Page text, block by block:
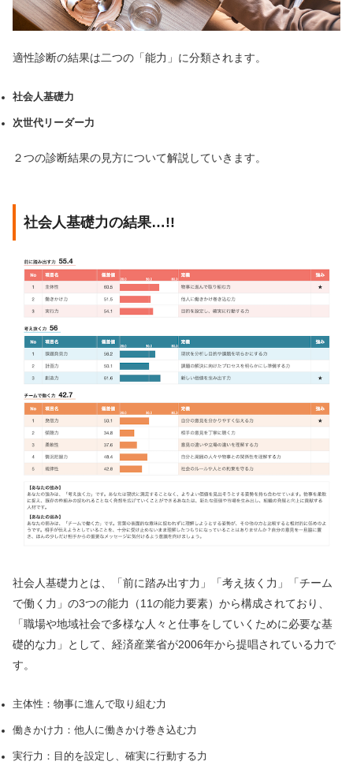
適性診断の結果は二つの「能力」に分類されます。
社会人基礎力
次世代リーダー力
２つの診断結果の見方について解説していきます。
社会人基礎力の結果…!!
社会⼈基礎力とは、「前に踏み出す力」「考え抜く力」「チーム
で働く力」の3つの能力（11の能力要素）から構成されており、
「職場や地域社会で多様な⼈々と仕事をしていくために必要な基
礎的な力」として、経済産業省が2006年から提唱されている力で
す。
主体性：物事に進んで取り組む力
働きかけ力：他⼈に働きかけ巻き込む力
実行力：目的を設定し、確実に⾏動する力